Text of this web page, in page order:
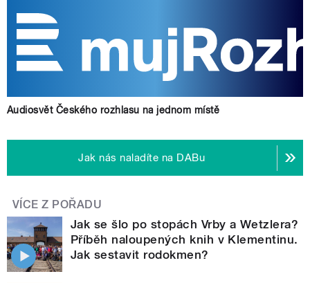
Audiosvět Českého rozhlasu na jednom místě
Jak nás naladíte na DABu
VÍCE Z POŘADU
Jak se šlo po stopách Vrby a Wetzlera?
Příběh naloupených knih v Klementinu.
Jak sestavit rodokmen?